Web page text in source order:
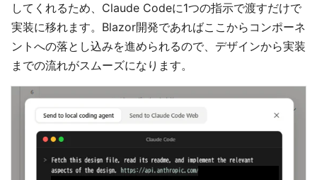
してくれるため、Claude Codeに1つの指示で渡すだけで
実装に移れます。Blazor開発であればここからコンポーネ
ントへの落とし込みを進められるので、デザインから実装
までの流れがスムーズになります。